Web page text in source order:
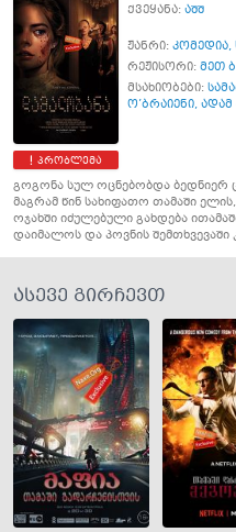
პრობლემა
ქვეყანა: აშშ
ჟანრი: კომედია,
რეჟისორი: მეთ
მსახიობები:
ო’ბრაიენი,
გოგონა სულ ოცნებობდა ბედნიერ
მაგრამ წინ სახიფათო თამაში
ოჯახში იძულებული გახდება
დაიმალოს და პოვნის შემთხვევაში
ასევე გირჩევთ